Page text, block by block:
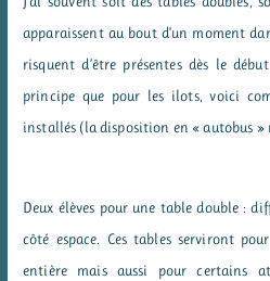
apparaissent au bout d’un moment
risquent d’être présentes dès le
principe que pour les ilots, voici
installés (la disposition en « autobus »
Deux élèves pour une table double :
côté espace. Ces tables serviront
entière mais aussi pour certains